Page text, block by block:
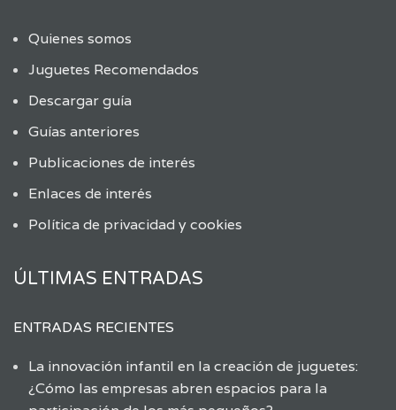
Quienes somos
Juguetes Recomendados
Descargar guía
Guías anteriores
Publicaciones de interés
Enlaces de interés
Política de privacidad y cookies
ÚLTIMAS ENTRADAS
ENTRADAS RECIENTES
La innovación infantil en la creación de juguetes:
¿Cómo las empresas abren espacios para la